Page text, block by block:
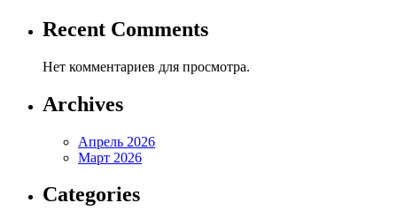
Recent Comments
Нет комментариев для просмотра.
Archives
Апрель 2026
Март 2026
Categories